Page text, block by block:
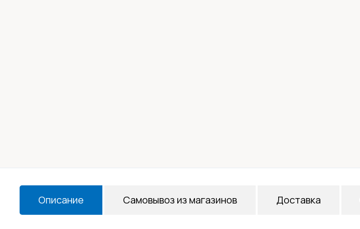
Описание Самовывоз из магазинов Доставка